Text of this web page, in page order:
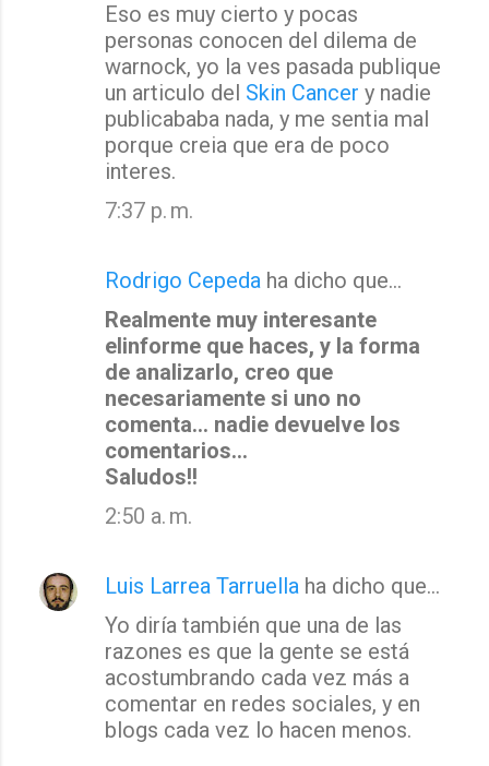
Eso es muy cierto y pocas
personas conocen del dilema de
warnock, yo la ves pasada publique
un articulo del Skin Cancer y nadie
publicababa nada, y me sentia mal
porque creia que era de poco
interes.
7:37 p. m.
Rodrigo Cepeda ha dicho que…
Realmente muy interesante
elinforme que haces, y la forma
de analizarlo, creo que
necesariamente si uno no
comenta... nadie devuelve los
comentarios...
Saludos!!
2:50 a. m.
Luis Larrea Tarruella ha dicho que…
Yo diría también que una de las
razones es que la gente se está
acostumbrando cada vez más a
comentar en redes sociales, y en
blogs cada vez lo hacen menos.